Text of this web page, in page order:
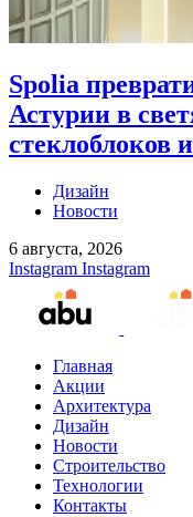
Spolia
Астурии в
стеклоблоков
Дизайн
Новости
6 августа, 2026
Instagram Instagram
Главная
Акции
Архитектура
Дизайн
Новости
Строительство
Технологии
Контакты